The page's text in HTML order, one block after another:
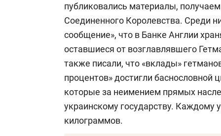
публиковались материалы,
Соединенного Королевства. Среди
сообщение», что в Банке Англии
оставшиеся от возглавлявшего
также писали, что «вклады»
процентов» достигли баснословной
которые за неимением прямых
украинскому государству. Каждому
килограммов.